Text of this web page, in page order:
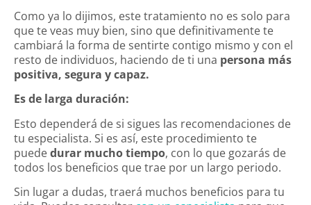
Como ya lo dijimos, este tratamiento no es solo para
que te veas muy bien, sino que definitivamente te
cambiará la forma de sentirte contigo mismo y con el
resto de individuos, haciendo de ti una persona más
positiva, segura y capaz.
Es de larga duración:
Esto dependerá de si sigues las recomendaciones de
tu especialista. Si es así, este procedimiento te
puededurar mucho tiempo, con lo que gozarás de
todos los beneficios que trae por un largo periodo.
Sin lugar a dudas, traerá muchos beneficios para tu